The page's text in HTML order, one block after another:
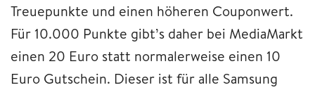
Treuepunkte und einen höheren Couponwert.
Für 10.000 Punkte gibt’s daher bei MediaMarkt
einen 20 Euro statt normalerweise einen 10
Euro Gutschein. Dieser ist für alle Samsung